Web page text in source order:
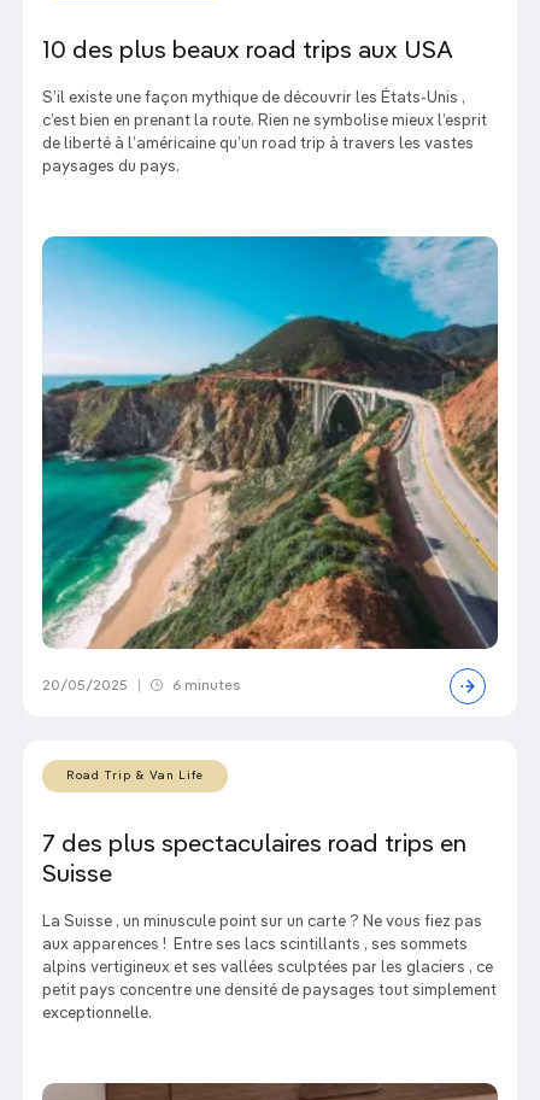
10 des plus beaux road trips aux USA
S’il existe une façon mythique de découvrir les États-Unis ,
c’est bien en prenant la route. Rien ne symbolise mieux l’esprit
de liberté à l’américaine qu’un road trip à travers les vastes
paysages du pays.
20/05/2025 6 minutes
Road Trip & Van Life
7 des plus spectaculaires road trips en
Suisse
La Suisse , un minuscule point sur un carte ? Ne vous fiez pas
aux apparences ! Entre ses lacs scintillants , ses sommets
alpins vertigineux et ses vallées sculptées par les glaciers , ce
petit pays concentre une densité de paysages tout simplement
exceptionnelle.